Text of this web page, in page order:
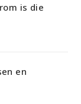
is die
en